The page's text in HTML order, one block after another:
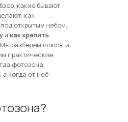
какие бывают
как
открытым небом,
и как крепить
разберём плюсы и
практические
фотозона
когда от неё